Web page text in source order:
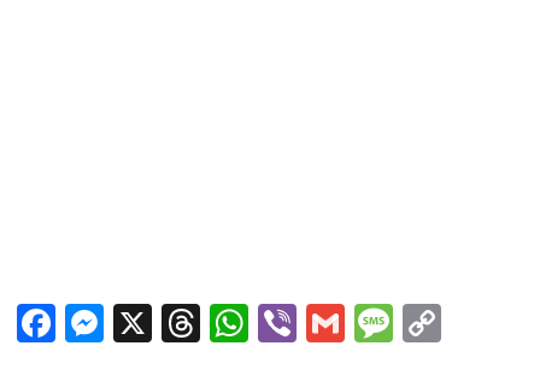
Facebook
Messenger
X Threads
WhatsApp
ViberGmail